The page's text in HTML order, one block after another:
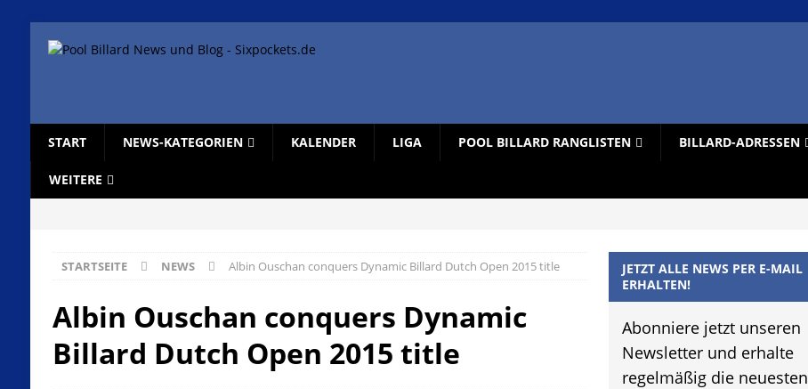
START NEWS-KATEGORIEN KALENDER LIGA POOL BILLARD RANGLISTEN BILLARD-ADRESSEN
WEITERE
STARTSEITE NEWS Albin Ouschan conquers Dynamic Billard Dutch Open 2015 title
Albin Ouschan conquers Dynamic
Billard Dutch Open 2015 title
JETZT ALLE NEWS PER E-MAIL
ERHALTEN!
Abonniere jetzt unseren
Newsletter und erhalte
regelmäßig die neuesten